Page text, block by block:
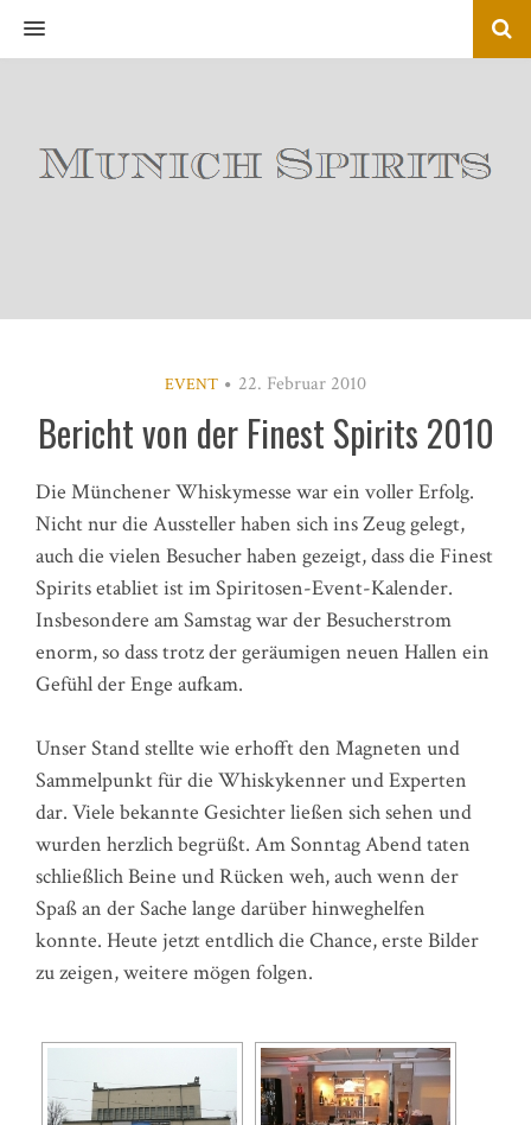
MENU
EVENT 22. Februar 2010
Bericht von der Finest Spirits 2010
Die Münchener Whiskymesse war ein voller Erfolg.
Nicht nur die Aussteller haben sich ins Zeug gelegt,
auch die vielen Besucher haben gezeigt, dass die Finest
Spirits etabliet ist im Spiritosen-Event-Kalender.
Insbesondere am Samstag war der Besucherstrom
enorm, so dass trotz der geräumigen neuen Hallen ein
Gefühl der Enge aufkam.
Unser Stand stellte wie erhofft den Magneten und
Sammelpunkt für die Whiskykenner und Experten
dar. Viele bekannte Gesichter ließen sich sehen und
wurden herzlich begrüßt. Am Sonntag Abend taten
schließlich Beine und Rücken weh, auch wenn der
Spaß an der Sache lange darüber hinweghelfen
konnte. Heute jetzt entdlich die Chance, erste Bilder
zu zeigen, weitere mögen folgen.